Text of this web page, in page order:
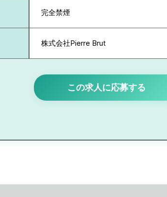
完全禁煙
株式会社Pierre Brut
この求人に応募する